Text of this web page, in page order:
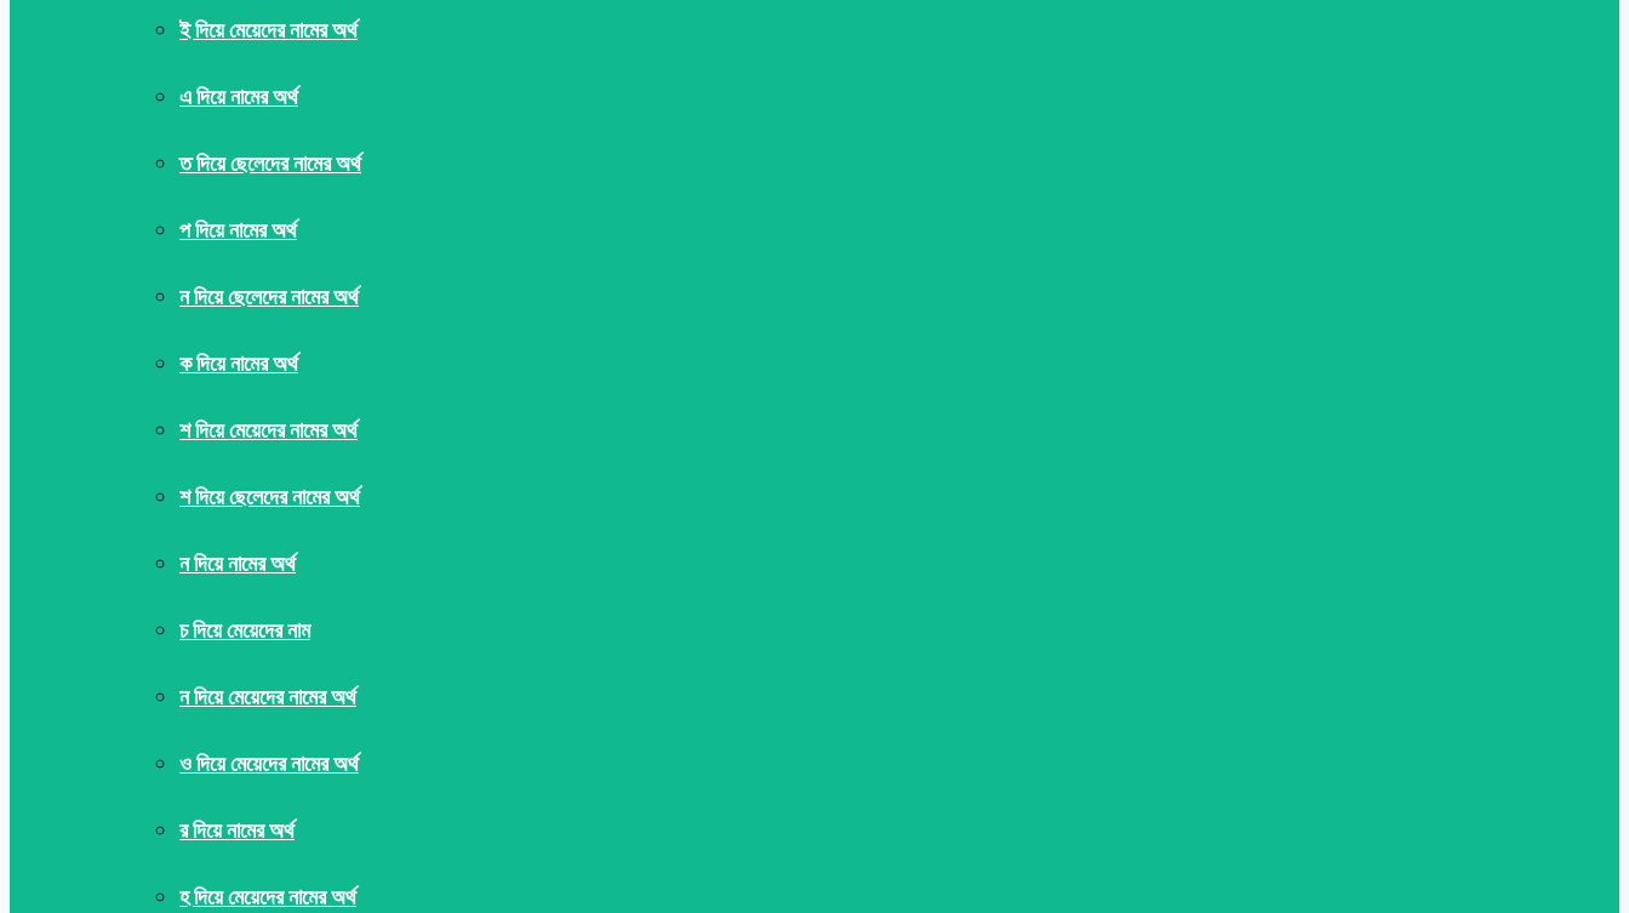
ই দিয়ে মেয়েদের নামের অর্থ
এ দিয়ে নামের অর্থ
ত দিয়ে ছেলেদের নামের অর্থ
প দিয়ে নামের অর্থ
ন দিয়ে ছেলেদের নামের অর্থ
ক দিয়ে নামের অর্থ
শ দিয়ে মেয়েদের নামের অর্থ
শ দিয়ে ছেলেদের নামের অর্থ
ন দিয়ে নামের অর্থ
চ দিয়ে মেয়েদের নাম
ন দিয়ে মেয়েদের নামের অর্থ
ও দিয়ে মেয়েদের নামের অর্থ
র দিয়ে নামের অর্থ
হ দিয়ে মেয়েদের নামের অর্থ